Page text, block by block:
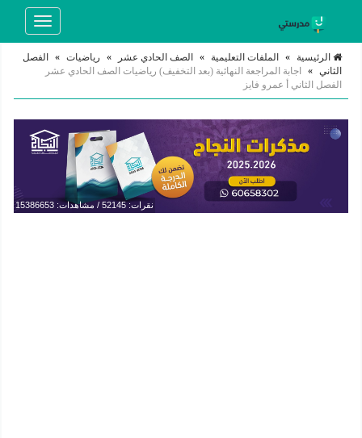
Toggle
الرئيسية » الملفات التعليمية » الصف الحادي عشر » رياضيات »
الفصل
الثاني »
اجابة المراجعة النهائية (بعد التخفيف) رياضيات الصف الحادي عشر
الفصل الثاني أ عمرو فايز
نقرات: 52145 / مشاهدات: 15386653